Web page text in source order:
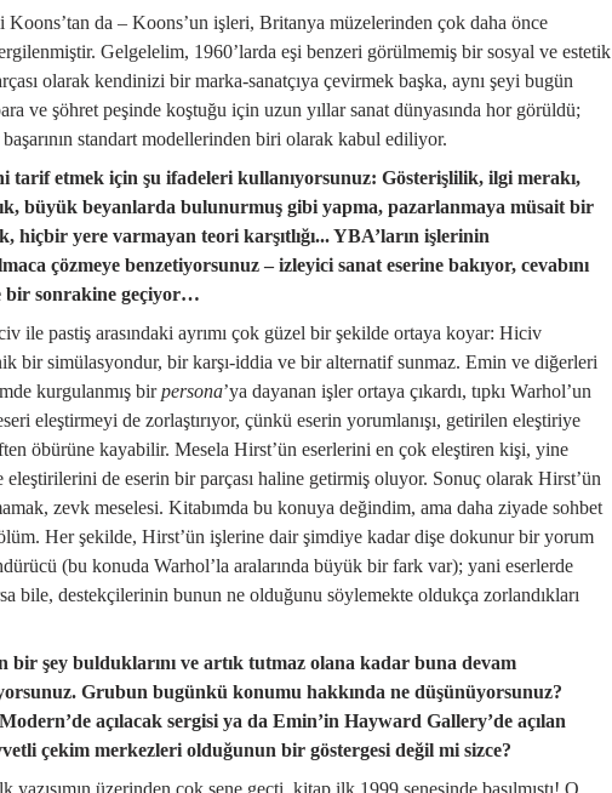
Koons’tan da – Koons’un işleri, Britanya müzelerinden çok daha önce
Gelgelelim, 1960’larda eşi benzeri görülmemiş bir sosyal ve estetik
olarak kendinizi bir marka-sanatçıya çevirmek başka, aynı şeyi bugün
ve şöhret peşinde koştuğu için uzun yıllar sanat dünyasında hor görüldü;
standart modellerinden biri olarak kabul ediliyor.
tarif etmek için şu ifadeleri kullanıyorsunuz: Gösterişlilik, ilgi merakı,
büyük beyanlarda bulunurmuş gibi yapma, pazarlanmaya müsait bir
hiçbir yere varmayan teori karşıtlığı... YBA’ların işlerinin
çözmeye benzetiyorsunuz – izleyici sanat eserine bakıyor, cevabını
bir sonrakine geçiyor…
ile pastiş arasındaki ayrımı çok güzel bir şekilde ortaya koyar: Hiciv
bir simülasyondur, bir karşı-iddia ve bir alternatif sunmaz. Emin ve diğerleri
kurgulanmış birpersona’ya dayanan işler ortaya çıkardı, tıpkı Warhol’un
eleştirmeyi de zorlaştırıyor, çünkü eserin yorumlanışı, getirilen eleştiriye
öbürüne kayabilir. Mesela Hirst’ün eserlerini en çok eleştiren kişi, yine
de eserin bir parçası haline getirmiş oluyor. Sonuç olarak Hirst’ün
zevk meselesi. Kitabımda bu konuya değindim, ama daha ziyade sohbet
Her şekilde, Hirst’ün işlerine dair şimdiye kadar dişe dokunur bir yorum
(bu konuda Warhol’la aralarında büyük bir fark var); yani eserlerde
bile, destekçilerinin bunun ne olduğunu söylemekte oldukça zorlandıkları
bir şey bulduklarını ve artık tutmaz olana kadar buna devam
Grubun bugünkü konumu hakkında ne düşünüyorsunuz?
açılacak sergisi ya da Emin’in Hayward Gallery’de açılan
çekim merkezleri olduğunun bir göstergesi değil mi sizce?
yazışımın üzerinden çok sene geçti, kitap ilk 1999 senesinde basılmıştı! O